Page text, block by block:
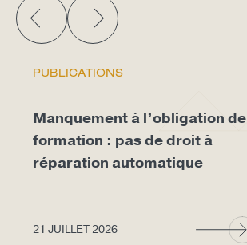
PUBLICATIONS
Manquement à l’obligation de
formation : pas de droit à
réparation automatique
21 JUILLET 2026